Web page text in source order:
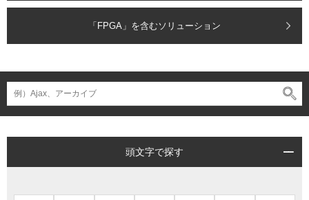
「FPGA」を含むソリューション
頭文字で探す